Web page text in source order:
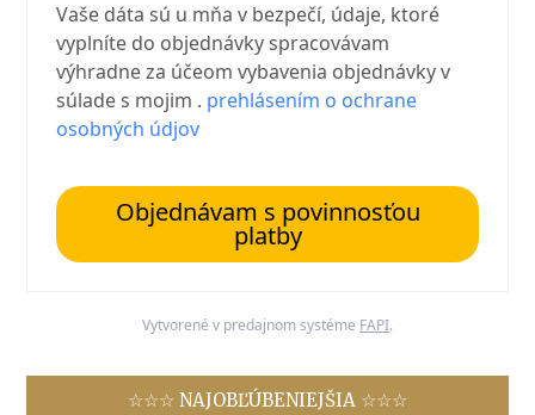
Vaše dáta sú u mňa v bezpečí, údaje, ktoré
vyplníte do objednávky spracovávam
výhradne za účeom vybavenia objednávky v
súlade s mojim . prehlásením o ochrane
osobných údjov
Objednávam s povinnosťou
platby
Vytvorené v predajnom systéme FAPI.
☆☆☆ NAJOBĽÚBENIEJŠIA ☆☆☆